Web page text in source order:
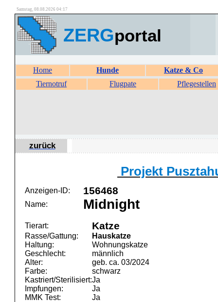
Samstag, 08.08.2026 04:17
ZERGportal
Home Hunde
Katze & Co
Tiernotruf
Flugpate Pflegestellen
zurück
Projekt
Anzeigen-ID: 156468
Name: Midnight
Tierart: Katze
Rasse/Gattung:
Hauskatze
Haltung:
Wohnungskatze
Geschlecht:
männlich
Alter:
geb. ca. 03/2024
Farbe:
schwarz
Kastriert/Sterilisiert:Ja
Impfungen:
Ja
MMK Test:
Ja